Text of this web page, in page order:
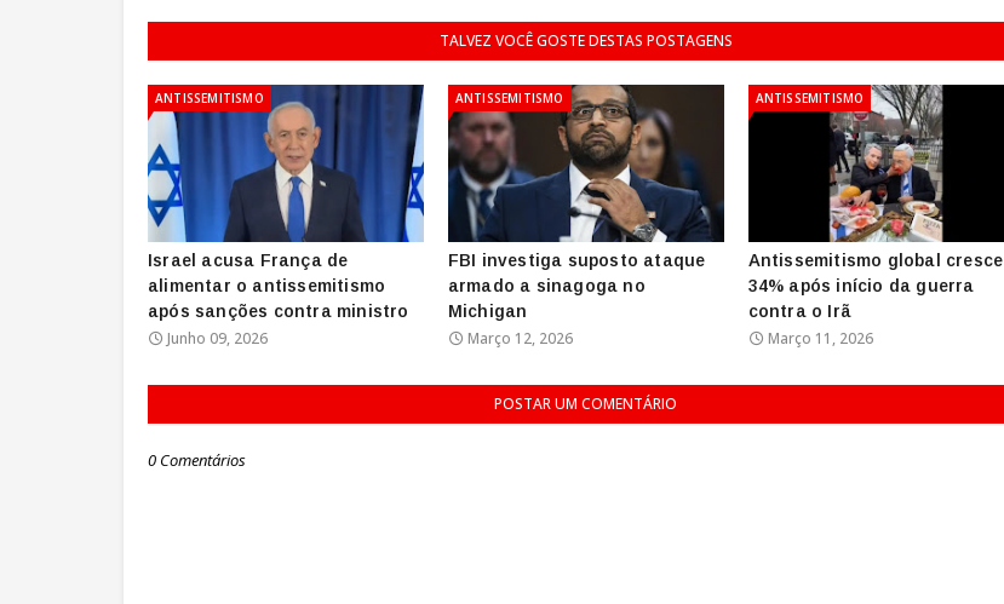
TALVEZ VOCÊ GOSTE DESTAS POSTAGENS
ANTISSEMITISMO
Israel acusa França de
alimentar o antissemitismo
após sanções contra ministro
Junho 09, 2026
ANTISSEMITISMO
FBI investiga suposto ataque
armado a sinagoga no
Michigan
Março 12, 2026
ANTISSEMITISMO
Antissemitismo global cresce
34% após início da guerra
contra o Irã
Março 11, 2026
POSTAR UM COMENTÁRIO
0 Comentários